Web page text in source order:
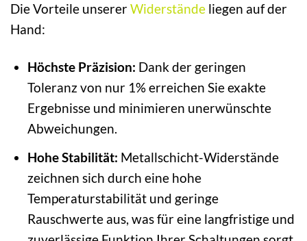
Die Vorteile unsererWiderstände liegen auf der
Hand:
Höchste Präzision: Dank der geringen
Toleranz von nur 1% erreichen Sie exakte
Ergebnisse und minimieren unerwünschte
Abweichungen.
Hohe Stabilität: Metallschicht-Widerstände
zeichnen sich durch eine hohe
Temperaturstabilität und geringe
Rauschwerte aus, was für eine langfristige und